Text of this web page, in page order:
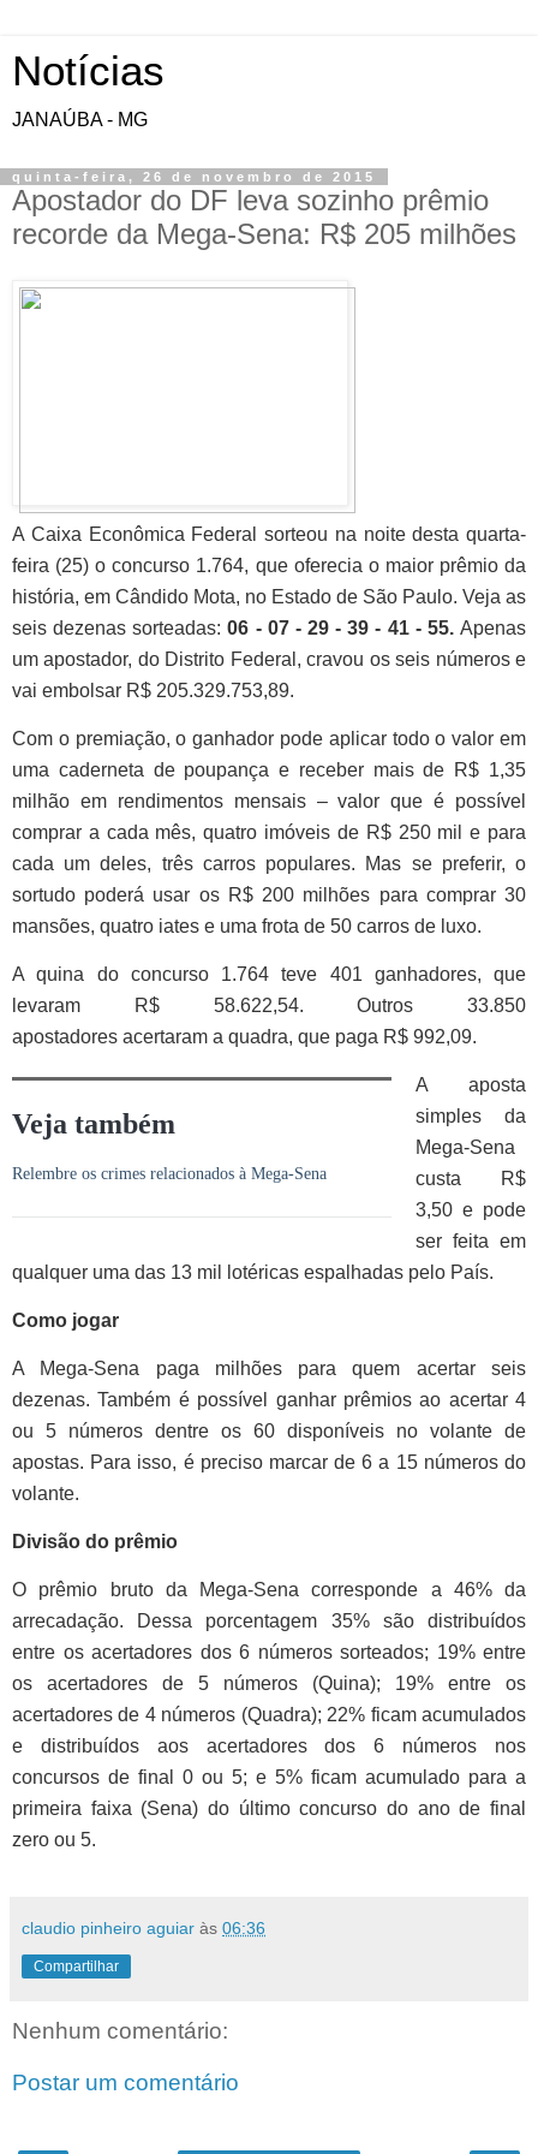
Notícias
JANAÚBA - MG
quinta-feira, 26 de novembro de 2015
Apostador do DF leva sozinho prêmio
recorde da Mega-Sena: R$ 205 milhões
A Caixa Econômica Federal sorteou na noite desta quarta-
feira (25) o concurso 1.764, que oferecia o maior prêmio da
história, em Cândido Mota, no Estado de São Paulo. Veja as
seis dezenas sorteadas:06 - 07 - 29 - 39 - 41 - 55.Apenas
um apostador, do Distrito Federal, cravou os seis números e
vai embolsar R$ 205.329.753,89.
Com o premiação, o ganhador pode aplicar todo o valor em
uma caderneta de poupança e receber mais de R$ 1,35
milhão em rendimentos mensais – valor que é possível
comprar a cada mês, quatro imóveis de R$ 250 mil e para
cada um deles, três carros populares. Mas se preferir, o
sortudo poderá usar os R$ 200 milhões para comprar 30
mansões, quatro iates e uma frota de 50 carros de luxo.
A quina do concurso 1.764 teve 401 ganhadores, que
levaram R$ 58.622,54. Outros 33.850
apostadores acertaram a quadra, que paga R$ 992,09.
Veja também
Relembre os crimes relacionados à Mega-Sena
A aposta
simples da
Mega-Sena
custa R$
3,50 e pode
ser feita em
qualquer uma das 13 mil lotéricas espalhadas pelo País.
Como jogar
A Mega-Sena paga milhões para quem acertar seis
dezenas. Também é possível ganhar prêmios ao acertar 4
ou 5 números dentre os 60 disponíveis no volante de
apostas. Para isso, é preciso marcar de 6 a 15 números do
volante.
Divisão do prêmio
O prêmio bruto da Mega-Sena corresponde a 46% da
arrecadação. Dessa porcentagem 35% são distribuídos
entre os acertadores dos 6 números sorteados; 19% entre
os acertadores de 5 números (Quina); 19% entre os
acertadores de 4 números (Quadra); 22% ficam acumulados
e distribuídos aos acertadores dos 6 números nos
concursos de final 0 ou 5; e 5% ficam acumulado para a
primeira faixa (Sena) do último concurso do ano de final
zero ou 5.
claudio pinheiro aguiar às 06:36
Compartilhar
Nenhum comentário:
Postar um comentário